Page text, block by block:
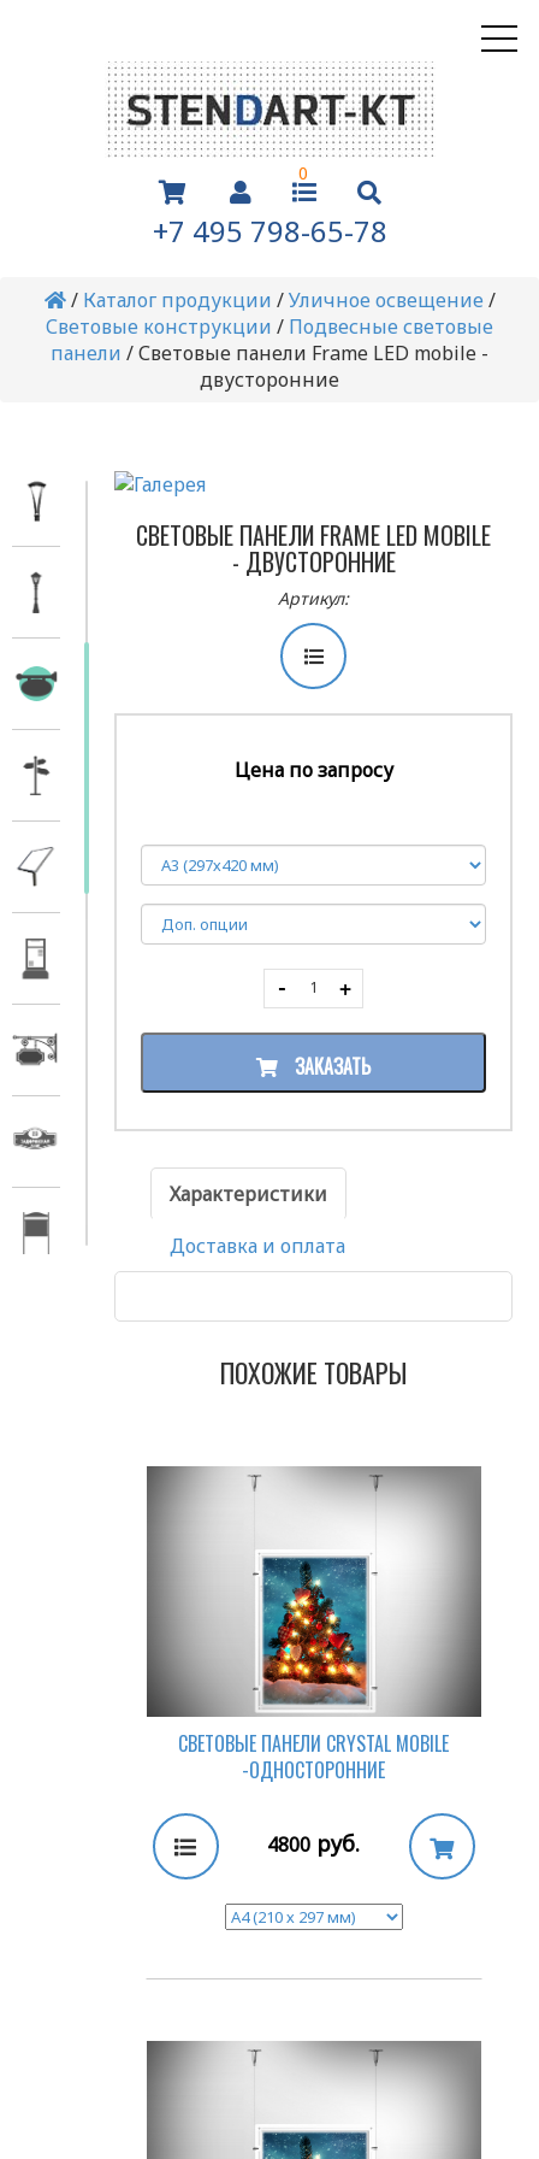
0
+7 495 798-65-78
/ Каталог продукции /Уличное освещение/
Световые конструкции / Подвесные световые
панели /Световые панели Frame LED mobile -
двусторонние
СВЕТОВЫЕ ПАНЕЛИ FRAME LED MOBILE
- ДВУСТОРОННИЕ
Артикул:
Цена по запросу
ЗАКАЗАТЬ
Характеристики
Доставка и оплата
ПОХОЖИЕ ТОВАРЫ
СВЕТОВЫЕ ПАНЕЛИ CRYSTAL MOBILE
-ОДНОСТОРОННИЕ
4800 руб.